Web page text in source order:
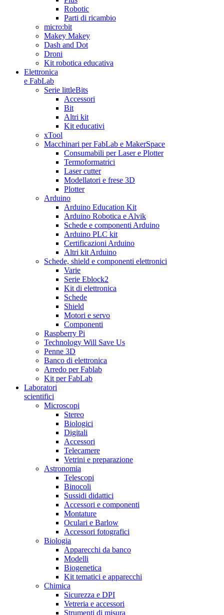
Robotic
Parti di ricambio
micro:bit
Makey Makey
Dash and Dot
Droni
Kit robotica educativa
Elettronica
e FabLab
Serie littleBits
Accessori
Bit
Altri kit
Kit educativi
xTool
Macchinari per FabLab e MakerSpace
Consumabili per Laser e Plotter
Termoformatrici
Laser cutter
Modellatori e frese 3D
Plotter
Arduino
Arduino Education Kit
Arduino Robotica e Alvik
Schede e componenti Arduino
Arduino PLC kit
Certificazioni Arduino
Altri kit Arduino
Schede, shield e componenti elettronici
Varie
Serie Eblock2
Kit di elettronica
Schede
Shield
Motori e servo
Componenti
Raspberry Pi
Technology Will Save Us
Penne 3D
Banco di elettronica
Arredo per Fablab
Kit per FabLab
Laboratori
scientifici
Microscopi
Stereo
Biologici
Digitali
Accessori
Telecamere
Vetrini e preparazione
Astronomia
Telescopi
Binocoli
Sussidi didattici
Accessori e componenti
Montature
Oculari e Barlow
Accessori fotografici
Biologia
Apparecchi da banco
Modelli
Biogenetica
Kit tematici e apparecchi
Chimica
Sicurezza e DPI
Vetreria e accessori
Strumenti di misura